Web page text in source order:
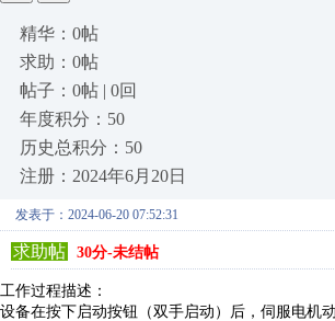
精华：0帖
求助：0帖
帖子：0帖 | 0回
年度积分：50
历史总积分：50
注册：2024年6月20日
发表于：2024-06-20 07:52:31
求助帖 30分-未结帖
工作过程描述：
设备在按下启动按钮（双手启动）后，伺服电机